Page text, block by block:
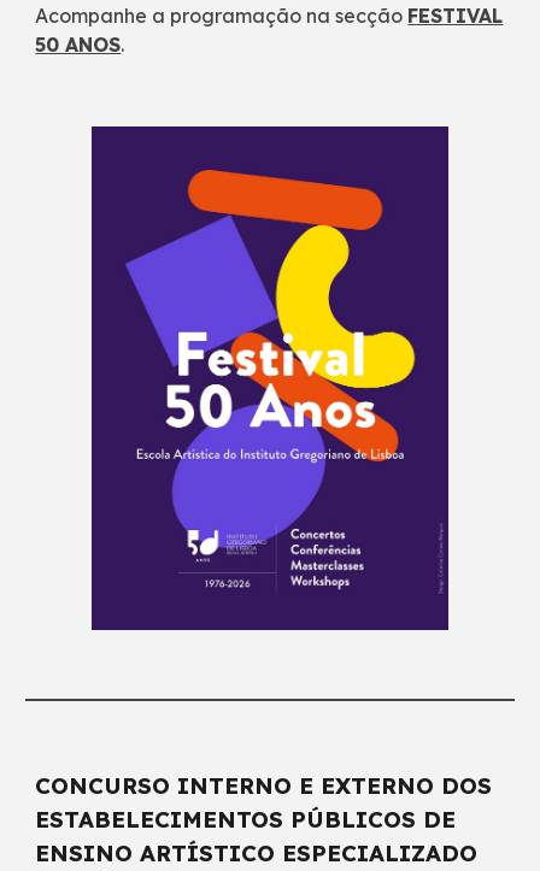
Acompanhe a programação na secção FESTIVAL
50 ANOS.
CONCURSO INTERNO E EXTERNO DOS
ESTABELECIMENTOS PÚBLICOS DE
ENSINO ARTÍSTICO ESPECIALIZADO